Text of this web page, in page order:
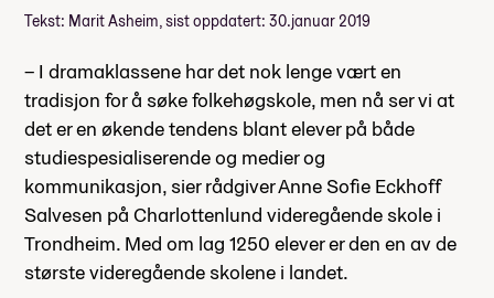
Tekst: Marit Asheim, sist oppdatert: 30.januar 2019
– I dramaklassene har det nok lenge vært en
tradisjon for å søke folkehøgskole, men nå ser vi at
det er en økende tendens blant elever på både
studiespesialiserende og medier og
kommunikasjon, sier rådgiver Anne Sofie Eckhoff
Salvesen på Charlottenlund videregående skole i
Trondheim. Med om lag 1250 elever er den en av de
største videregående skolene i landet.